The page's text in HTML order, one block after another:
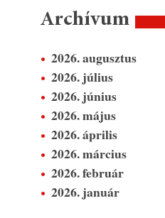
Archívum
2026. augusztus
2026. július
2026. június
2026. május
2026. április
2026. március
2026. február
2026. január